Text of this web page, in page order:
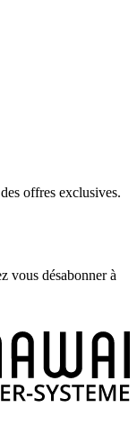
offres exclusives.
vous désabonner à